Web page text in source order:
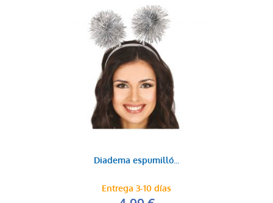
Diadema espumilló...
Entrega 3-10 días